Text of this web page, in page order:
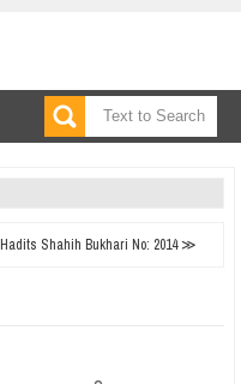
Hadits Shahih Bukhari No: 2014 ≫